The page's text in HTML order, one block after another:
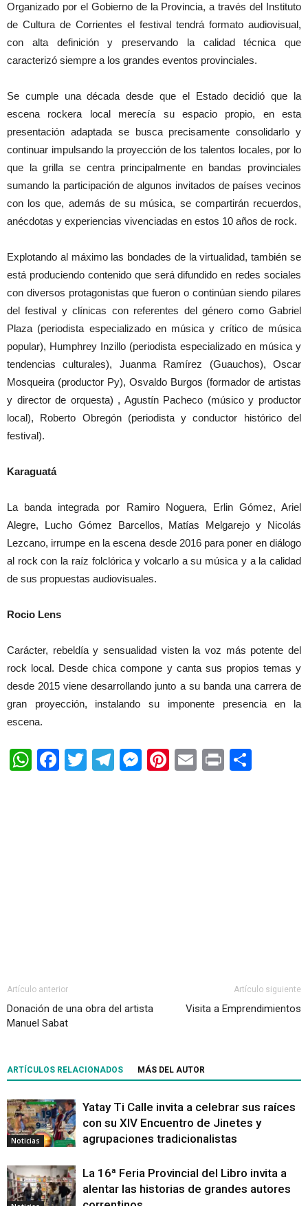
Organizado por el Gobierno de la Provincia, a través del Instituto
de Cultura de Corrientes el festival tendrá formato audiovisual,
con alta definición y preservando la calidad técnica que
caracterizó siempre a los grandes eventos provinciales.
Se cumple una década desde que el Estado decidió que la
escena rockera local merecía su espacio propio, en esta
presentación adaptada se busca precisamente consolidarlo y
continuar impulsando la proyección de los talentos locales, por lo
que la grilla se centra principalmente en bandas provinciales
sumando la participación de algunos invitados de países vecinos
con los que, además de su música, se compartirán recuerdos,
anécdotas y experiencias vivenciadas en estos 10 años de rock.
Explotando al máximo las bondades de la virtualidad, también se
está produciendo contenido que será difundido en redes sociales
con diversos protagonistas que fueron o continúan siendo pilares
del festival y clínicas con referentes del género como Gabriel
Plaza (periodista especializado en música y crítico de música
popular), Humphrey Inzillo (periodista especializado en música y
tendencias culturales), Juanma Ramírez (Guauchos), Oscar
Mosqueira (productor Py), Osvaldo Burgos (formador de artistas
y director de orquesta) , Agustín Pacheco (músico y productor
local), Roberto Obregón (periodista y conductor histórico del
festival).
Karaguatá
La banda integrada por Ramiro Noguera, Erlin Gómez, Ariel
Alegre, Lucho Gómez Barcellos, Matías Melgarejo y Nicolás
Lezcano, irrumpe en la escena desde 2016 para poner en diálogo
al rock con la raíz folclórica y volcarlo a su música y a la calidad
de sus propuestas audiovisuales.
Rocio Lens
Carácter, rebeldía y sensualidad visten la voz más potente del
rock local. Desde chica compone y canta sus propios temas y
desde 2015 viene desarrollando junto a su banda una carrera de
gran proyección, instalando su imponente presencia en la
escena.
WhatsApp
Facebook
TwitterTelegram
Messenger
Pinterest
EmailPrint
Artículo anterior
Donación de una obra del artista
Manuel Sabat
Artículo siguiente
Visita a Emprendimientos
ARTÍCULOS RELACIONADOS MÁS DEL AUTOR
Noticias
Yatay Ti Calle invita a celebrar sus raíces
con su XIV Encuentro de Jinetes y
agrupaciones tradicionalistas
La 16ª Feria Provincial del Libro invita a
alentar las historias de grandes autores